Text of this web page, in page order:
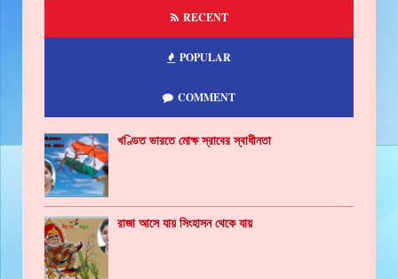
RECENT
POPULAR
COMMENT
খণ্ডিত ভারতে মোক্ষ স্রাবের স্বাধীনতা
রাজা আসে যায় সিংহাসন থেকে যায়